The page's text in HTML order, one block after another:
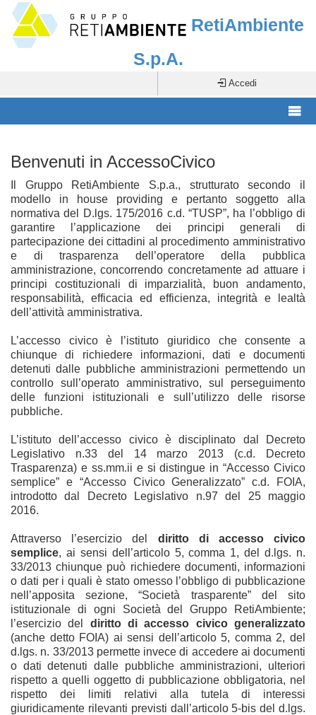
RetiAmbiente
S.p.A.
Accedi
Benvenuti in AccessoCivico
Il Gruppo RetiAmbiente S.p.a., strutturato secondo il
modello in house providing e pertanto soggetto alla
normativa del D.lgs. 175/2016 c.d. “TUSP”, ha l’obbligo di
garantire l’applicazione dei principi generali di
partecipazione dei cittadini al procedimento amministrativo
e di trasparenza dell’operatore della pubblica
amministrazione, concorrendo concretamente ad attuare i
principi costituzionali di imparzialità, buon andamento,
responsabilità, efficacia ed efficienza, integrità e lealtà
dell’attività amministrativa.
L’accesso civico è l’istituto giuridico che consente a
chiunque di richiedere informazioni, dati e documenti
detenuti dalle pubbliche amministrazioni permettendo un
controllo sull’operato amministrativo, sul perseguimento
delle funzioni istituzionali e sull’utilizzo delle risorse
pubbliche.
L’istituto dell’accesso civico è disciplinato dal Decreto
Legislativo n.33 del 14 marzo 2013 (c.d. Decreto
Trasparenza) e ss.mm.ii e si distingue in “Accesso Civico
semplice” e “Accesso Civico Generalizzato” c.d. FOIA,
introdotto dal Decreto Legislativo n.97 del 25 maggio
2016.
Attraverso l’esercizio del diritto di accesso civico
semplice, ai sensi dell’articolo 5, comma 1, del d.lgs. n.
33/2013 chiunque può richiedere documenti, informazioni
o dati per i quali è stato omesso l’obbligo di pubblicazione
nell’apposita sezione, “Società trasparente” del sito
istituzionale di ogni Società del Gruppo RetiAmbiente;
l’esercizio del diritto di accesso civico generalizzato
(anche detto FOIA) ai sensi dell’articolo 5, comma 2, del
d.lgs. n. 33/2013 permette invece di accedere ai documenti
o dati detenuti dalle pubbliche amministrazioni, ulteriori
rispetto a quelli oggetto di pubblicazione obbligatoria, nel
rispetto dei limiti relativi alla tutela di interessi
giuridicamente rilevanti previsti dall’articolo 5-bis del d.lgs.